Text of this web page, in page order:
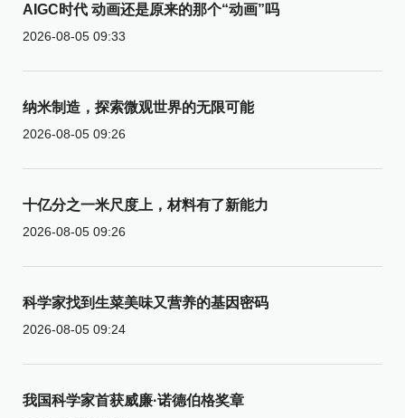
AIGC时代 动画还是原来的那个“动画”吗
2026-08-05 09:33
纳米制造，探索微观世界的无限可能
2026-08-05 09:26
十亿分之一米尺度上，材料有了新能力
2026-08-05 09:26
科学家找到生菜美味又营养的基因密码
2026-08-05 09:24
我国科学家首获威廉·诺德伯格奖章